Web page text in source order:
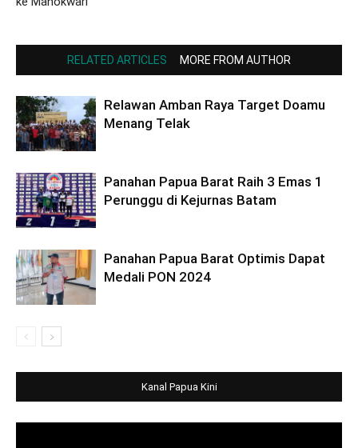
RELATED ARTICLES MORE FROM AUTHOR
Relawan Amban Raya Target Doamu
Menang Telak
Panahan Papua Barat Raih 3 Emas 1
Perunggu di Kejurnas Batam
Panahan Papua Barat Optimis Dapat
Medali PON 2024
Kanal Papua Kini